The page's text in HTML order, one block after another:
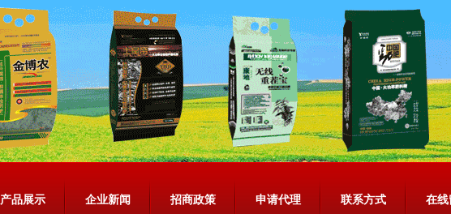
产品展示 企业新闻 招商政策 申请代理 联系方式 在线